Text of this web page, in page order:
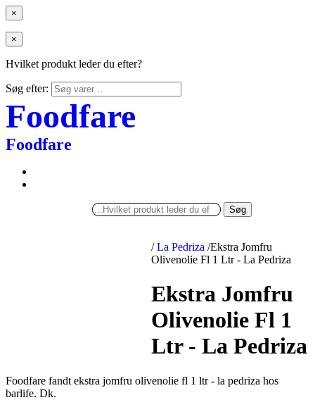
×
×
Hvilket produkt leder du efter?
Søg efter:
Foodfare
Foodfare
Søg
/ La Pedriza /Ekstra Jomfru
Olivenolie Fl 1 Ltr - La Pedriza
Ekstra Jomfru
Olivenolie Fl 1
Ltr - La Pedriza
Foodfare fandt ekstra jomfru olivenolie fl 1 ltr - la pedriza hos
barlife. Dk.